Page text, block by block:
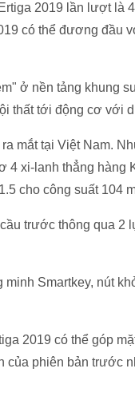
2019 lần lượt là
có thể đương đầu
ở nền tảng khung
thất tới động cơ với
mắt tại Việt Nam.
4 xi-lanh thẳng hàng
cho công suất 104
trước thông qua 2
Smartkey, nút
2019 có thể góp
phiên bản trước